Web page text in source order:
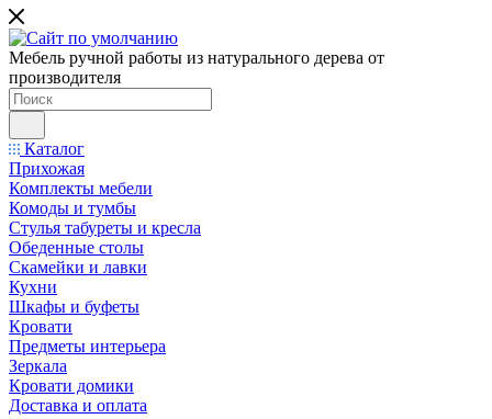
Мебель ручной работы из натурального дерева от
производителя
Каталог
Прихожая
Комплекты мебели
Комоды и тумбы
Стулья табуреты и кресла
Обеденные столы
Скамейки и лавки
Кухни
Шкафы и буфеты
Кровати
Предметы интерьера
Зеркала
Кровати домики
Доставка и оплата